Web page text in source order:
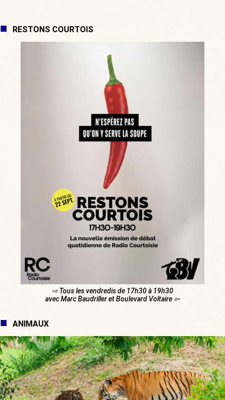
RESTONS COURTOIS
⇨ Tous les vendredis de 17h30 à 19h30
avec Marc Baudriller et Boulevard Voltaire ⇦
ANIMAUX